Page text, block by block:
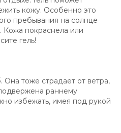
кожу. Особенно это
пребывания на солнце
Кожа покраснела или
гель!
тоже страдает от ветра,
раннему
избежать, имея под рукой